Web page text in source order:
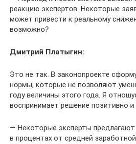
реакцию экспертов. Некоторые
может привести к реальному
возможно?
Дмитрий Платыгин:
Это не так. В законопроекте
нормы, которые не позволяют
году величины этого года. Я
воспринимает решение позитивно и
— Некоторые эксперты
в процентах от средней